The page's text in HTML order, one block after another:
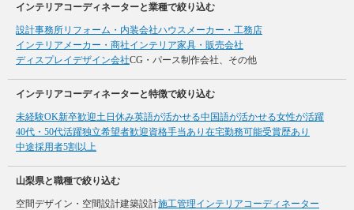
インテリアコーディネーターと業種で絞り込む
設計事務所リフォーム・内装会社ハウスメーカー・工務店
インテリアメーカー・商社インテリア家具・販売会社
ディスプレイデザイン会社CG・パース制作会社、その他
インテリアコーディネーターと特徴で絞り込む
未経験OK新卒歓迎土日休み英語が活かせる中国語が活かせる女性が活躍
40代・50代活躍独立希望者歓迎資格手当あり 在宅勤務可能受賞歴あり
中途採用者5割以上
山梨県と職種で絞り込む
空間デザイン・空間設計建築設計施工管理インテリアコーディネーター